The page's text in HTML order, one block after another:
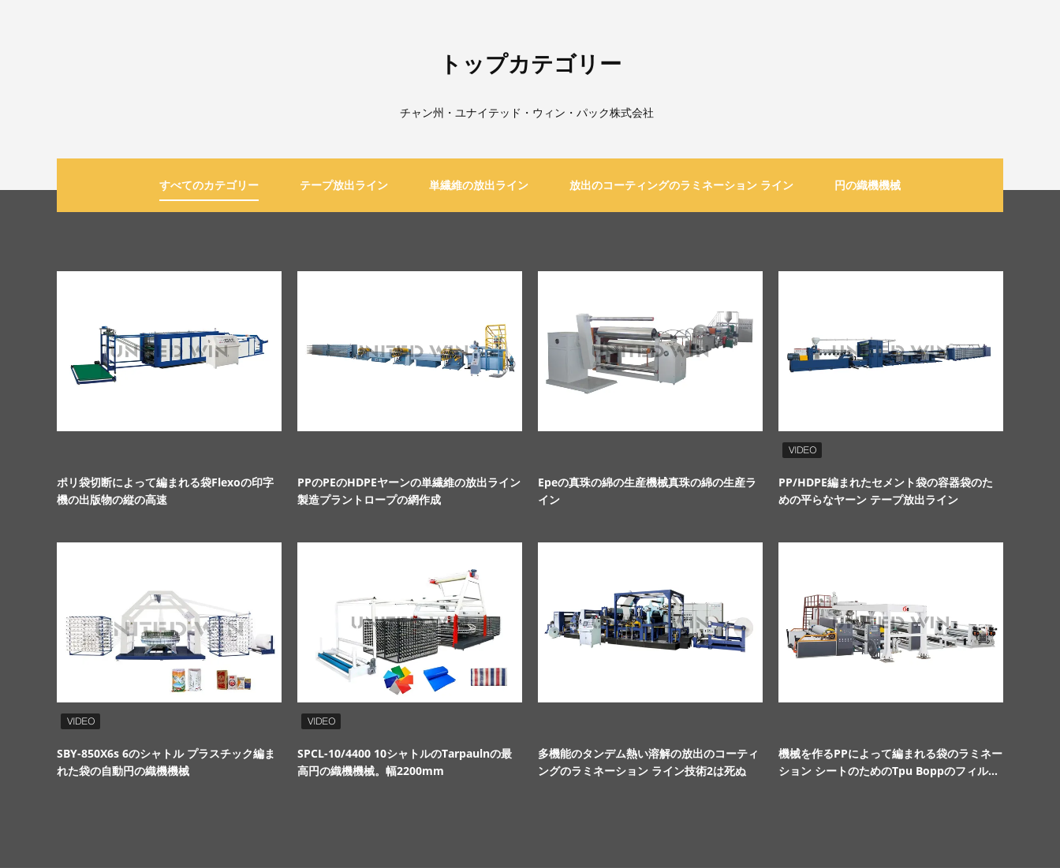
トップカテゴリー
チャン州・ユナイテッド・ウィン・パック株式会社
すべてのカテゴリー テープ放出ライン 単繊維の放出ライン 放出のコーティングのラミネーション ライン 円の織機機械
ポリ袋切断によって編まれる袋Flexoの印字
機の出版物の縦の高速
PPのPEのHDPEヤーンの単繊維の放出ライン
製造プラントロープの網作成
Epeの真珠の綿の生産機械真珠の綿の生産ラ
イン
PP/HDPE編まれたセメント袋の容器袋のた
めの平らなヤーン テープ放出ライン
SBY-850X6s 6のシャトル プラスチック編ま
れた袋の自動円の織機機械
SPCL-10/4400 10シャトルのTarpaulnの最
高円の織機機械。幅2200mm
多機能のタンデム熱い溶解の放出のコーティ
ングのラミネーション ライン技術2は死ぬ
機械を作るPPによって編まれる袋のラミネー
ション シートのためのTpu Boppのフィルム